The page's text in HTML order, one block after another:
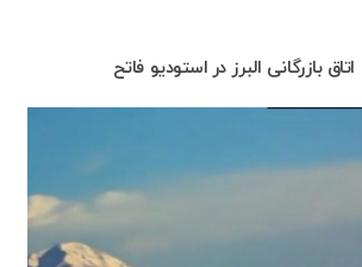
بازرگانی البرز در استودیو فاتح